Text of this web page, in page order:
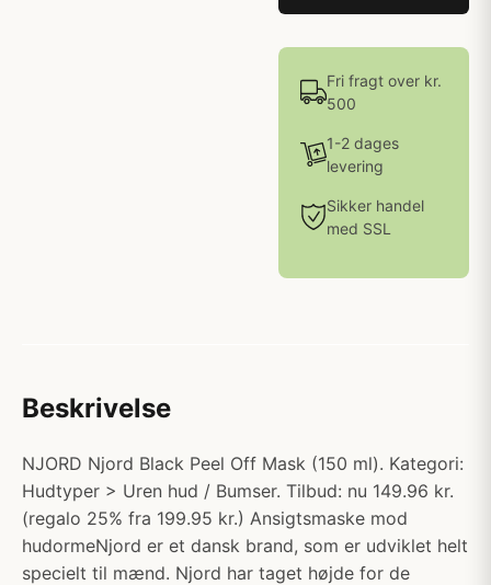
Fri fragt over kr.
500
1-2 dages
levering
Sikker handel
med SSL
Beskrivelse
NJORD Njord Black Peel Off Mask (150 ml). Kategori:
Hudtyper > Uren hud / Bumser. Tilbud: nu 149.96 kr.
(regalo 25% fra 199.95 kr.) Ansigtsmaske mod
hudormeNjord er et dansk brand, som er udviklet helt
specielt til mænd. Njord har taget højde for de